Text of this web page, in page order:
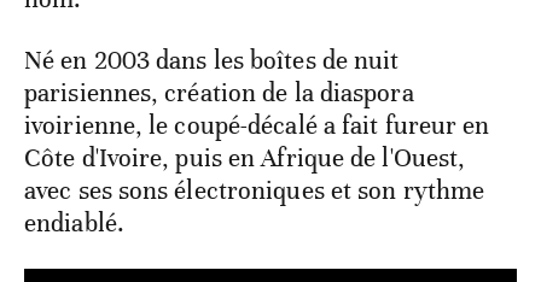
Né en 2003 dans les boîtes de nuit
parisiennes, création de la diaspora
ivoirienne, le coupé-décalé a fait fureur en
Côte d'Ivoire, puis en Afrique de l'Ouest,
avec ses sons électroniques et son rythme
endiablé.